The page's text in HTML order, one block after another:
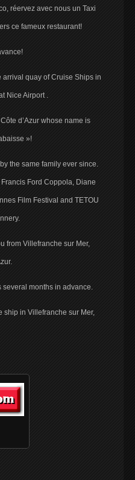
réervez avec nous un Taxi
ce fameux restaurant!
arrival quay of Cruise Ships in
Nice Airport .
d’Azur whose name is
»!
the same family ever since.
Ford Coppola, Diane
Film Festival and TETOU
from Villefranche sur Mer,
several months in advance.
ship in Villefranche sur Mer,